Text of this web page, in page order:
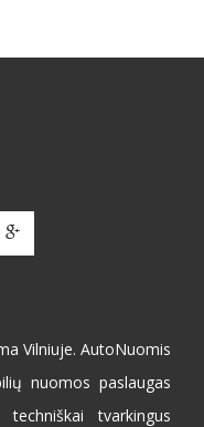
Vilniuje. AutoNuomis
nuomos paslaugas
tvarkingus